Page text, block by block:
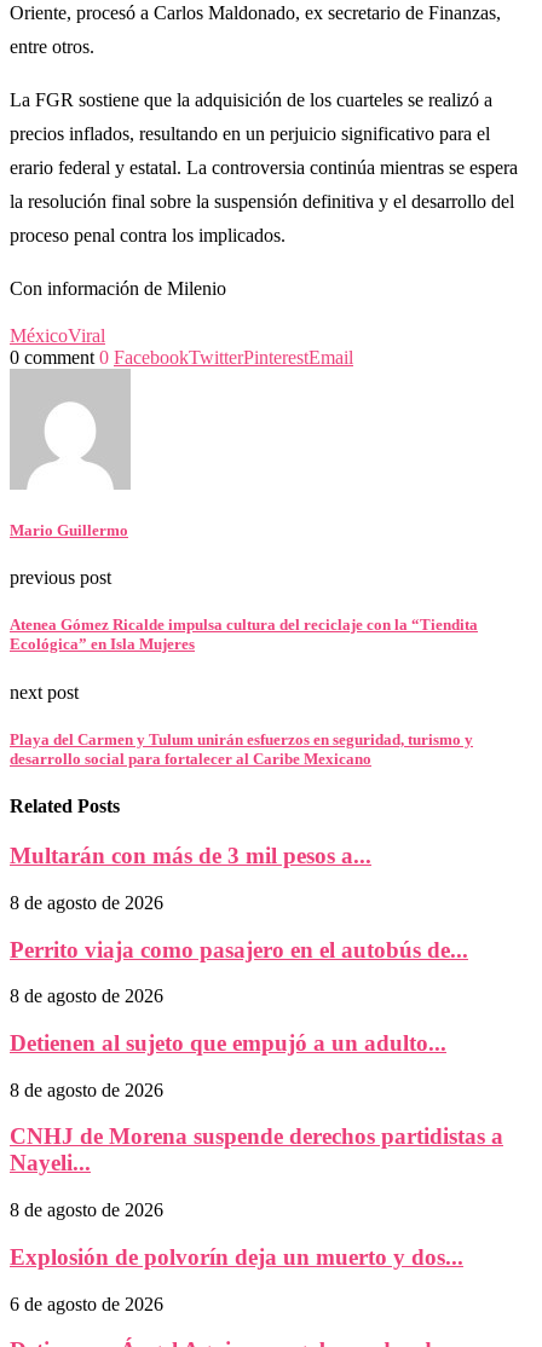
Oriente, procesó a Carlos Maldonado, ex secretario de Finanzas,
entre otros.
La FGR sostiene que la adquisición de los cuarteles se realizó a
precios inflados, resultando en un perjuicio significativo para el
erario federal y estatal. La controversia continúa mientras se espera
la resolución final sobre la suspensión definitiva y el desarrollo del
proceso penal contra los implicados.
Con información de Milenio
MéxicoViral
0 comment 0 FacebookTwitterPinterestEmail
Mario Guillermo
previous post
Atenea Gómez Ricalde impulsa cultura del reciclaje con la “Tiendita
Ecológica” en Isla Mujeres
next post
Playa del Carmen y Tulum unirán esfuerzos en seguridad, turismo y
desarrollo social para fortalecer al Caribe Mexicano
Related Posts
Multarán con más de 3 mil pesos a...
8 de agosto de 2026
Perrito viaja como pasajero en el autobús de...
8 de agosto de 2026
Detienen al sujeto que empujó a un adulto...
8 de agosto de 2026
CNHJ de Morena suspende derechos partidistas a
Nayeli...
8 de agosto de 2026
Explosión de polvorín deja un muerto y dos...
6 de agosto de 2026